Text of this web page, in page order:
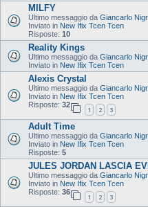
MILFY
Ultimo messaggio da Giancarlo
Inviato in New Ifix Tcen Tcen
Risposte: 10
Reality Kings
Ultimo messaggio da Giancarlo
Inviato in New Ifix Tcen Tcen
Alexis Crystal
Ultimo messaggio da Giancarlo
Inviato in New Ifix Tcen Tcen
Risposte: 32
1 2 3
Adult Time
Ultimo messaggio da Giancarlo
Inviato in New Ifix Tcen Tcen
Risposte: 5
JULES JORDAN LASCIA
Ultimo messaggio da Giancarlo
Inviato in New Ifix Tcen Tcen
Risposte: 36
1 2 3